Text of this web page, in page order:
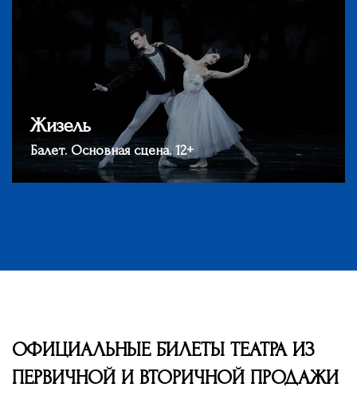
Жизель
Балет. Основная сцена. 12+
ОФИЦИАЛЬНЫЕ БИЛЕТЫ ТЕАТРА ИЗ
ПЕРВИЧНОЙ И ВТОРИЧНОЙ ПРОДАЖИ